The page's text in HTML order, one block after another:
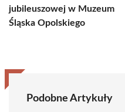
jubileuszowej w Muzeum
Śląska Opolskiego
Podobne Artykuły